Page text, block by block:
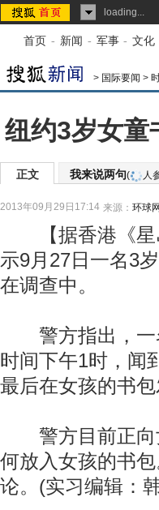
loading...
首页 - 新闻 - 军事 - 文化
> 国际要闻 >
纽约3岁女童
正文 我来说两句( 人
2013年09月29日17:14 来源： 环球网
【据香港《星
示9月27日一名3
在调查中。
警方指出，一
时间下午1时，闻
最后在女孩的书包
警方目前正向
何放入女孩的书
论。(实习编辑：